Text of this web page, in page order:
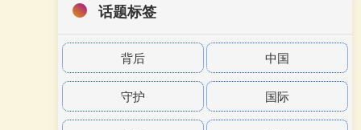
话题标签
背后 中国
守护 国际